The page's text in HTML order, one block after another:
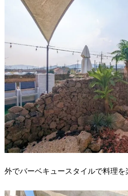
外でバーベキュースタイルで料理